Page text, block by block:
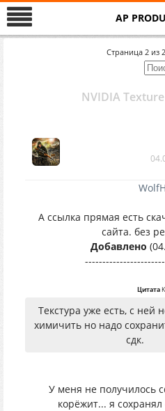
AP
Страница 2 из 2
NVIDIA
А ссылка прямая есть
сайта. без
Добавлено
Цитата
Текстура уже есть, с ней
химичить но надо
сдк.
У меня не получилось
корёжит... я